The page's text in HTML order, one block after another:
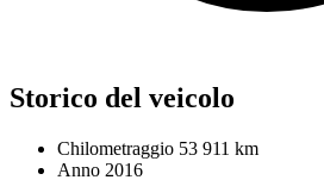
Storico del veicolo
Chilometraggio 53 911 km
Anno 2016